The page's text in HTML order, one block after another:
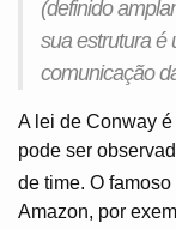
(definido
sua estrutura é
comunicação
A lei de Conway
pode ser
de time. O
Amazon, por